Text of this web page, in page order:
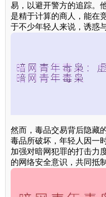
易，以避开警方的追踪。
是精于计算的商人，能在
于不少年轻人来说，诱惑
然而，毒品交易背后隐藏
毒品所破坏，年轻人因一
加强对暗网犯罪的打击力
的网络安全意识，共同抵